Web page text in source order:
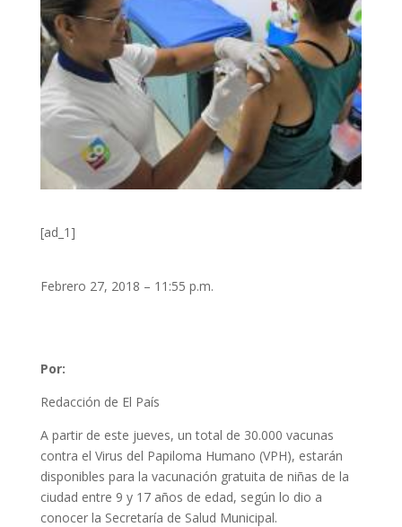
[ad_1]
Febrero 27, 2018 – 11:55 p.m.
Por:
Redacción de El País
A partir de este jueves, un total de 30.000 vacunas
contra el Virus del Papiloma Humano (VPH), estarán
disponibles para la vacunación gratuita de niñas de la
ciudad entre 9 y 17 años de edad, según lo dio a
conocer la Secretaría de Salud Municipal.